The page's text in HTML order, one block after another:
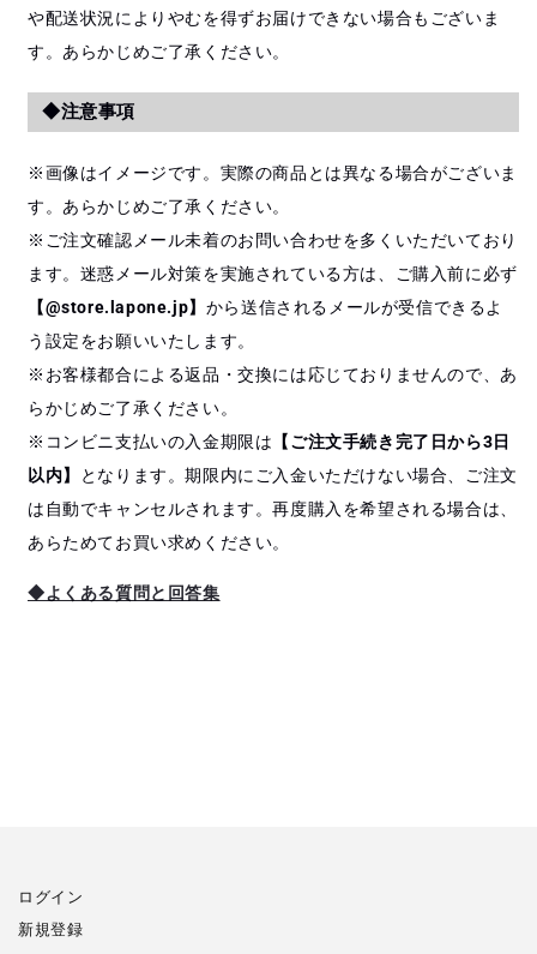
や配送状況によりやむを得ずお届けできない場合もございま
す。あらかじめご了承ください。
◆注意事項
※画像はイメージです。実際の商品とは異なる場合がございま
す。あらかじめご了承ください。
※ご注文確認メール未着のお問い合わせを多くいただいており
ます。迷惑メール対策を実施されている方は、ご購入前に必ず
【@store.lapone.jp】 から送信されるメールが受信できるよ
う設定をお願いいたします。
※お客様都合による返品・交換には応じておりませんので、あ
らかじめご了承ください。
※コンビニ支払いの入金期限は 【ご注文手続き完了日から3日
以内】
となります。期限内にご入金いただけない場合、ご注文
は自動でキャンセルされます。再度購入を希望される場合は、
あらためてお買い求めください。
◆よくある質問と回答集
ログイン
新規登録